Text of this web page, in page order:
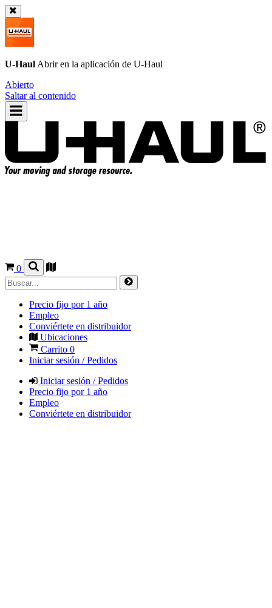
U-Haul Abrir en la aplicación de U-Haul
Abierto
Saltar al contenido
0
Precio fijo por 1 año
Empleo
Conviértete en distribuidor
Ubicaciones
Carrito 0
Iniciar sesión / Pedidos
Iniciar sesión / Pedidos
Precio fijo por 1 año
Empleo
Conviértete en distribuidor